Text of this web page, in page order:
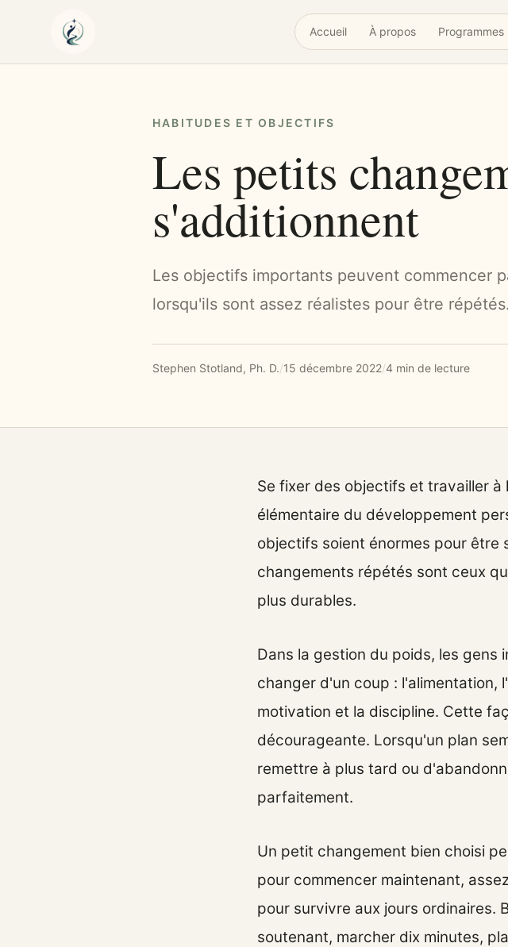
Accueil À propos Programmes
HABITUDES ET OBJECTIFS
Les petits
s'additionnent
Les objectifs importants peuvent commencer
lorsqu'ils sont assez réalistes pour être répétés.
Stephen Stotland, Ph. D./15 décembre 2022/4 min de lecture
Se fixer des objectifs et travailler
élémentaire du développement
objectifs soient énormes pour être
changements répétés sont ceux
plus durables.
Dans la gestion du poids, les
changer d'un coup : l'alimentation,
motivation et la discipline. Cette
décourageante. Lorsqu'un plan
remettre à plus tard ou
parfaitement.
Un petit changement bien choisi
pour commencer maintenant,
pour survivre aux jours ordinaires.
soutenant, marcher dix minutes,